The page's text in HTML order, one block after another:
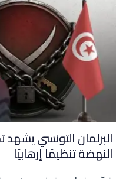
البرلمان التونسي
النهضة تنظيمًا إرهابيًا